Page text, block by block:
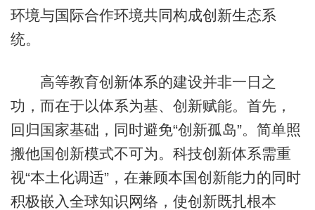
环境与国际合作环境共同构成创新生态系
统。
高等教育创新体系的建设并非一日之
功，而在于以体系为基、创新赋能。首先，
回归国家基础，同时避免“创新孤岛”。简单照
搬他国创新模式不可为。科技创新体系需重
视“本土化调适”，在兼顾本国创新能力的同时
积极嵌入全球知识网络，使创新既扎根本